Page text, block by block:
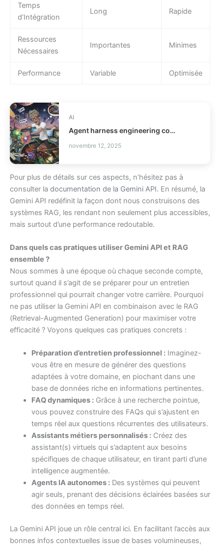
Temps
d’Intégration
Long Rapide
Ressources
Nécessaires
Importantes Minimes
Performance Variable Optimisée
AI
Agent harness engineering comment fiabiliser vos agents IA ?
novembre 12, 2025
Pour plus de détails sur ces aspects, n’hésitez pas à
consulter la documentation de la Gemini API. En résumé, la
Gemini API redéfinit la façon dont nous construisons des
systèmes RAG, les rendant non seulement plus accessibles,
mais surtout d’une performance redoutable.
Dans quels cas pratiques utiliser Gemini API et RAG
ensemble ?
Nous sommes à une époque où chaque seconde compte,
surtout quand il s’agit de se préparer pour un entretien
professionnel qui pourrait changer votre carrière. Pourquoi
ne pas utiliser la Gemini API en combinaison avec le RAG
(Retrieval-Augmented Generation) pour maximiser votre
efficacité ? Voyons quelques cas pratiques concrets :
Préparation d’entretien professionnel :Imaginez-
vous être en mesure de générer des questions
adaptées à votre domaine, en piochant dans une
base de données riche en informations pertinentes.
FAQ dynamiques :Grâce à une recherche pointue,
vous pouvez construire des FAQs qui s’ajustent en
temps réel aux questions récurrentes des utilisateurs.
Assistants métiers personnalisés :Créez des
assistant(s) virtuels qui s’adaptent aux besoins
spécifiques de chaque utilisateur, en tirant parti d’une
intelligence augmentée.
Agents IA autonomes :Des systèmes qui peuvent
agir seuls, prenant des décisions éclairées basées sur
des données en temps réel.
La Gemini API joue un rôle central ici. En facilitant l’accès aux
bonnes infos contextuelles issue de bases volumineuses,